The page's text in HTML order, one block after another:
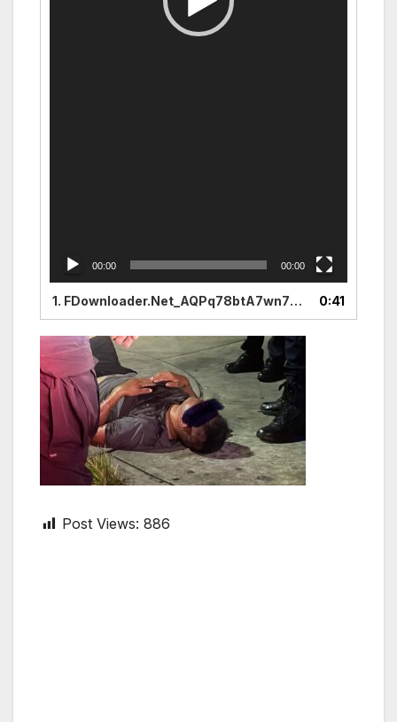
00:00 00:00
1. FDownloader.Net_AQPq78btA7wn73Bn6Tnz6bB-vB0JzJHv0qsJ2QmN_2XydbE3kAkjXcp8U0VSef1zewQ5MtyMHlkfc4XLemPWwDcRMJuaI8InnT-KAxLUqw_360p_(SD) 0:41
Post Views: 886